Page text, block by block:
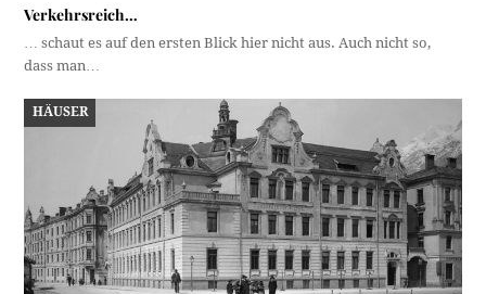
Verkehrsreich…
… schaut es auf den ersten Blick hier nicht aus. Auch nicht so,
dass man…
HÄUSER